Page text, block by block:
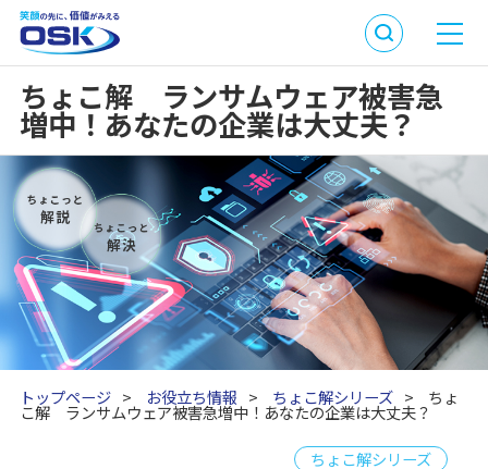
ちょこ解 ランサムウェア被害急
増中！あなたの企業は大丈夫？
トップページ > お役立ち情報 > ちょこ解シリーズ > ちょ
こ解 ランサムウェア被害急増中！あなたの企業は大丈夫？
ちょこ解シリーズ